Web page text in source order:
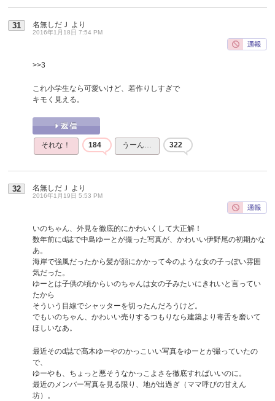
31 名無しだＪ より
2016年1月18日 7:54 PM
>>3
これ小学生なら可愛いけど、若作りしすぎで
キモく見える。
それな！ 184 うーん… 322
32 名無しだＪ より
2016年1月19日 5:53 PM
いのちゃん、外見を徹底的にかわいくして大正解！
数年前にd誌で中島ゆーとが撮った写真が、かわいい伊野尾の初期かな
あ。
海岸で強風だったから髪が顔にかかって今のような女の子っぽい雰囲
気だった。
ゆーとは子供の頃からいのちゃんは女の子みたいにきれいと言ってい
たから
そういう目線でシャッターを切ったんだろうけど。
でもいのちゃん、かわいい売りするつもりなら建築より毒舌を磨いて
ほしいなあ。
最近そのd誌で髙木ゆーやのかっこいい写真をゆーとが撮っていたの
で、
ゆーやも、ちょっと悪そうなかっこよさを徹底すればいいのに。
最近のメンバー写真を見る限り、地が出過ぎ（ママ呼びの甘えん
坊）。